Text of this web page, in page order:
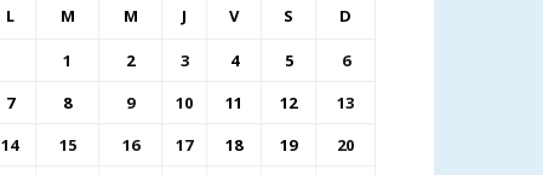
L M M J V S D
1 2 3 4 5
6
7
8 9 10 11 12
13
14
15 16 17 18 19
20